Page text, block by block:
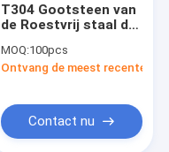
T304 Gootsteen van
de Roestvrij staal de
Tegen 0.7mm
Premierang
MOQ:100pcs
Ontvang de meest recente
Contact nu